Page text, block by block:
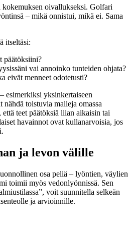
kokemuksen oivallukseksi. Golfari
– mikä onnistui, mikä ei. Sama
itseltäsi:
päätöksiini?
vai annoinko tunteiden ohjata?
eivät menneet odotetusti?
esimerkiksi yksinkertaiseen
toistuvia malleja omassa
teet päätöksiä liian aikaisin tai
havainnot ovat kullanarvoisia, jos
ja levon välille
osa peliä – lyöntien, väylien
toimii myös vedonlyönnissä. Sen
voit suunnitella selkeän
ja arvioinnille.